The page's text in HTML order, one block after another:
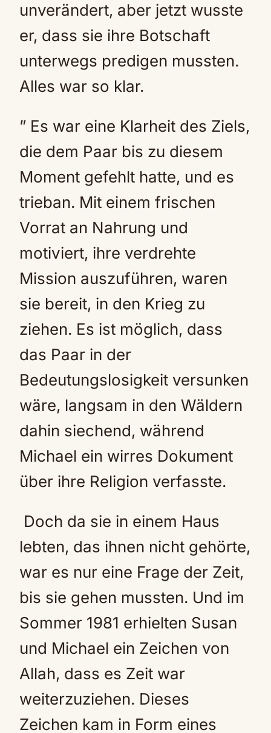
unverändert, aber jetzt wusste
er, dass sie ihre Botschaft
unterwegs predigen mussten.
Alles war so klar.
” Es war eine Klarheit des Ziels,
die dem Paar bis zu diesem
Moment gefehlt hatte, und es
trieban. Mit einem frischen
Vorrat an Nahrung und
motiviert, ihre verdrehte
Mission auszuführen, waren
sie bereit, in den Krieg zu
ziehen. Es ist möglich, dass
das Paar in der
Bedeutungslosigkeit versunken
wäre, langsam in den Wäldern
dahin siechend, während
Michael ein wirres Dokument
über ihre Religion verfasste.
Doch da sie in einem Haus
lebten, das ihnen nicht gehörte,
war es nur eine Frage der Zeit,
bis sie gehen mussten. Und im
Sommer 1981 erhielten Susan
und Michael ein Zeichen von
Allah, dass es Zeit war
weiterzuziehen. Dieses
Zeichen kam in Form eines